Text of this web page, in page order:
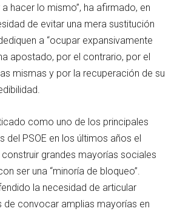
hacer lo mismo”, ha afirmado, en
de evitar una mera sustitución
a “ocupar expansivamente
apostado, por el contrario, por el
mismas y por la recuperación de su
como uno de los principales
del PSOE en los últimos años el
grandes mayorías sociales
ser una “minoría de bloqueo”.
la necesidad de articular
convocar amplias mayorías en